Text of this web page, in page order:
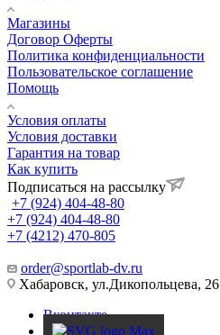
Магазины
Договор Оферты
Политика конфиденциальности
Пользовательское соглашение
Помощь
Условия оплаты
Условия доставки
Гарантия на товар
Как купить
Подписаться на рассылку
+7 (924) 404-48-80
+7 (924) 404-48-80
+7 (4212) 470-805
order@sportlab-dv.ru
Хабаровск, ул.Дикопольцева, 26
Вконтакте